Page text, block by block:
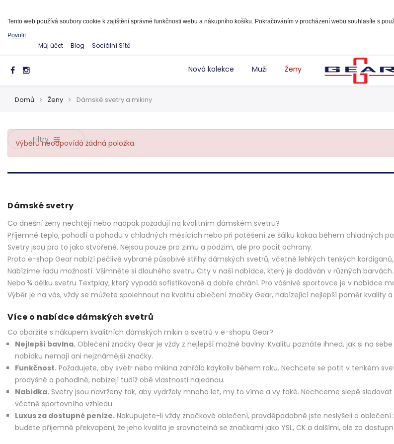
Tento web používá soubory cookie k zajištění správné funkčnosti webu a nákupního košíku. Pokračováním v procházení webu souhlasíte s
Povolit
Můj účet Blog Sociální Sítě
Nová kolekce Muži Ženy
Domů Ženy Dámské svetry a mikiny
Filtry
Výběru neodpovídá žádná položka.
Dámské svetry
Co dnešní ženy nechtějí nebo naopak požadují na kvalitním dámském svetru?
Příjemné teplo, pohodlí a pohodu v chladných měsících nebo při potěšení ze šálku kakaa během chladných
Svetry jsou pro to jako stvořené. Nejsou pouze pro zimu a podzim, ale pro pocit ochrany.
Proto e-shop Gear nabízí pečlivě vybrané působivé střihy dámských svetrů, včetně lehkých tenkých
Nabízíme řadu možností. Všimněte si dlouhého svetru City v naší nabídce, který je dodáván v různých barvách.
Nebo ¾ délku svetru Textplay, který vypadá sofistikovaně a dobře chrání. Pro vášnivé sportovce je v nabídce
Výběr je na vás, vždy se můžete spolehnout na kvalitu oblečení značky Gear, nabízející nejlepší poměr kvality
Více o nabídce dámských svetrů
Co obdržíte s nákupem kvalitních dámských mikin a svetrů v e-shopu Gear?
Nejlepší bavlna. Oblečení značky Gear je vždy z nejlepší možné bavlny. Kvalitu poznáte ihned, jak si na
nabídku nemají ani nejznámější značky.
Funkčnost. Požadujete, aby svetr nebo mikina zahřála kdykoliv během roku. Nechcete se potit v tenkém
prodyšné a pohodlné, nabízejí tudíž obě vlastnosti najednou.
Nabídka. Svetry jsou navrženy tak, aby vydržely mnoho let, my to víme a vy také. Nechceme slepě
včetně sportovního vzhledu.
Luxus za dostupné peníze. Nakupujete-li vždy značkové oblečení, pravděpodobně jste neslyšeli o
budete příjemně překvapení, že jeho kvalita je srovnatelná se značkami jako YSL, CK a dalšími, ale za